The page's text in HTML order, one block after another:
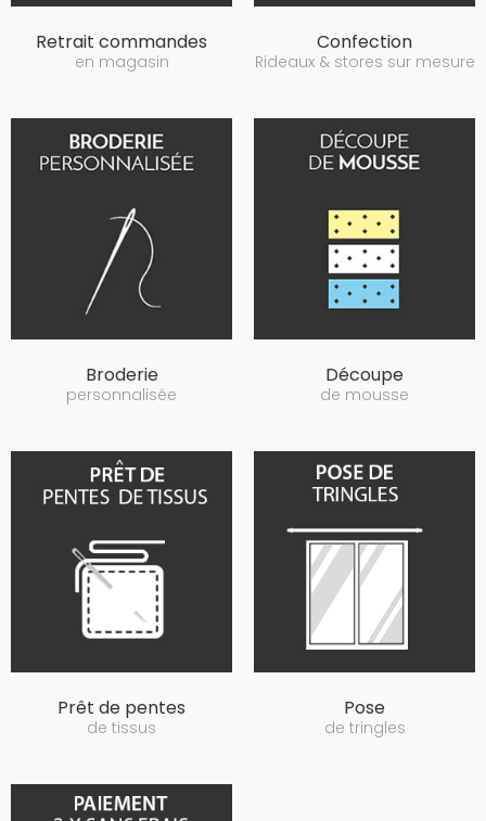
Retrait commandes
en magasin
Confection
Rideaux & stores sur mesure
Broderie
personnalisée
Découpe
de mousse
Prêt de pentes
de tissus
Pose
de tringles